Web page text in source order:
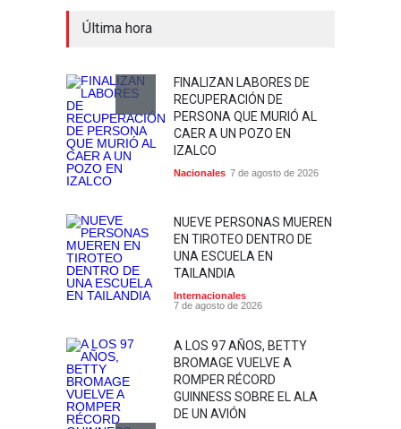
Última hora
FINALIZAN LABORES DE
RECUPERACIÓN DE
PERSONA QUE MURIÓ AL
CAER A UN POZO EN
IZALCO
Nacionales 7 de agosto de 2026
NUEVE PERSONAS MUEREN
EN TIROTEO DENTRO DE
UNA ESCUELA EN
TAILANDIA
Internacionales
7 de agosto de 2026
A LOS 97 AÑOS, BETTY
BROMAGE VUELVE A
ROMPER RÉCORD
GUINNESS SOBRE EL ALA
DE UN AVIÓN